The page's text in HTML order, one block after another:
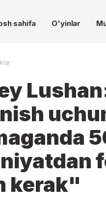
sahifa O'yinlar
kerak"